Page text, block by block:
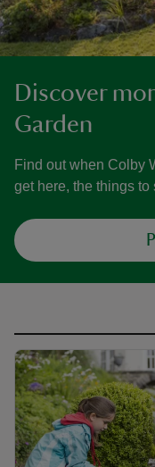
Discover
Garden
Find out when Colby
get here, the things